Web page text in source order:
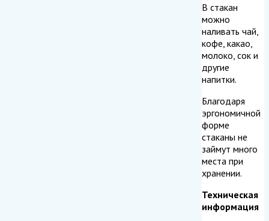
В стакан
можно
наливать чай,
кофе, какао,
молоко, сок и
другие
напитки.
Благодаря
эргономичной
форме
стаканы не
займут много
места при
хранении.
Техническая
информация